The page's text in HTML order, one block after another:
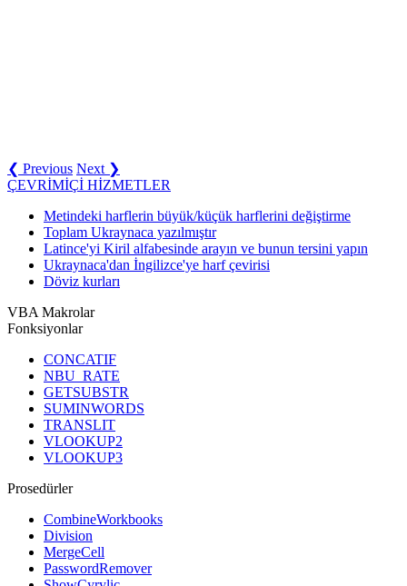
❮ Previous Next ❯
ÇEVRİMİÇİ HİZMETLER
Metindeki harflerin büyük/küçük harflerini değiştirme
Toplam Ukraynaca yazılmıştır
Latince'yi Kiril alfabesinde arayın ve bunun tersini yapın
Ukraynaca'dan İngilizce'ye harf çevirisi
Döviz kurları
VBA Makrolar
Fonksiyonlar
CONCATIF
NBU_RATE
GETSUBSTR
SUMINWORDS
TRANSLIT
VLOOKUP2
VLOOKUP3
Prosedürler
CombineWorkbooks
Division
MergeCell
PasswordRemover